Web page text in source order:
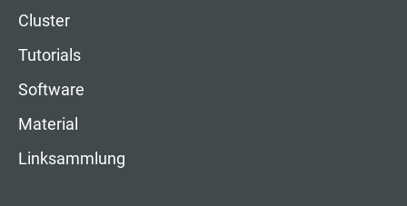
Cluster
Tutorials
Software
Material
Linksammlung